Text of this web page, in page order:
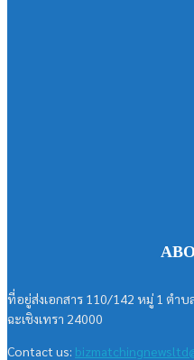
ที่อยู่ส่งเอกสาร 110/142 หมู่ 1 ตำบ
ฉะเชิงเทรา 24000
Contact us: